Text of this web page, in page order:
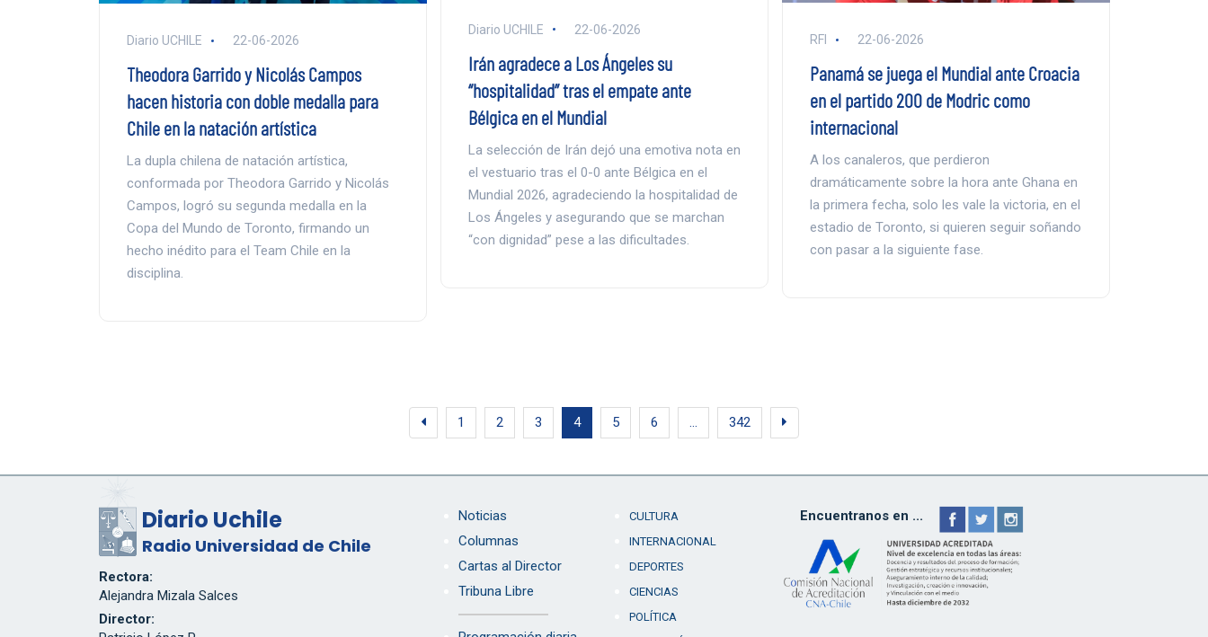
Diario UCHILE 22-06-2026
Theodora Garrido y Nicolás Campos
hacen historia con doble medalla para
Chile en la natación artística
La dupla chilena de natación artística,
conformada por Theodora Garrido y Nicolás
Campos, logró su segunda medalla en la
Copa del Mundo de Toronto, firmando un
hecho inédito para el Team Chile en la
disciplina.
Diario UCHILE 22-06-2026
Irán agradece a Los Ángeles su
“hospitalidad” tras el empate ante
Bélgica en el Mundial
La selección de Irán dejó una emotiva nota en
el vestuario tras el 0-0 ante Bélgica en el
Mundial 2026, agradeciendo la hospitalidad de
Los Ángeles y asegurando que se marchan
“con dignidad” pese a las dificultades.
RFI 22-06-2026
Panamá se juega el Mundial ante Croacia
en el partido 200 de Modric como
internacional
A los canaleros, que perdieron
dramáticamente sobre la hora ante Ghana en
la primera fecha, solo les vale la victoria, en el
estadio de Toronto, si quieren seguir soñando
con pasar a la siguiente fase.
1 2 3 4 5 6 … 342
Diario Uchile
Radio Universidad de Chile
Rectora:
Alejandra Mizala Salces
Director:
Noticias
Columnas
Cartas al Director
Tribuna Libre
CULTURA
INTERNACIONAL
DEPORTES
CIENCIAS
POLÍTICA
Encuentranos en ...